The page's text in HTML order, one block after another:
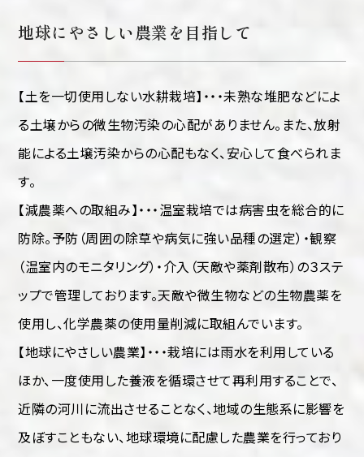
地球にやさしい農業を目指して
【土を一切使用しない水耕栽培】・・・未熟な堆肥などによ
る土壌からの微生物汚染の心配がありません。また、放射
能による土壌汚染からの心配もなく、安心して食べられま
す。
【減農薬への取組み】・・・温室栽培では病害虫を総合的に
防除。予防（周囲の除草や病気に強い品種の選定）・観察
（温室内のモニタリング）・介入（天敵や薬剤散布）の３ステ
ップで管理しております。天敵や微生物などの生物農薬を
使用し、化学農薬の使用量削減に取組んでいます。
【地球にやさしい農業】・・・栽培には雨水を利用している
ほか、一度使用した養液を循環させて再利用することで、
近隣の河川に流出させることなく、地域の生態系に影響を
及ぼすこともない、地球環境に配慮した農業を行っており